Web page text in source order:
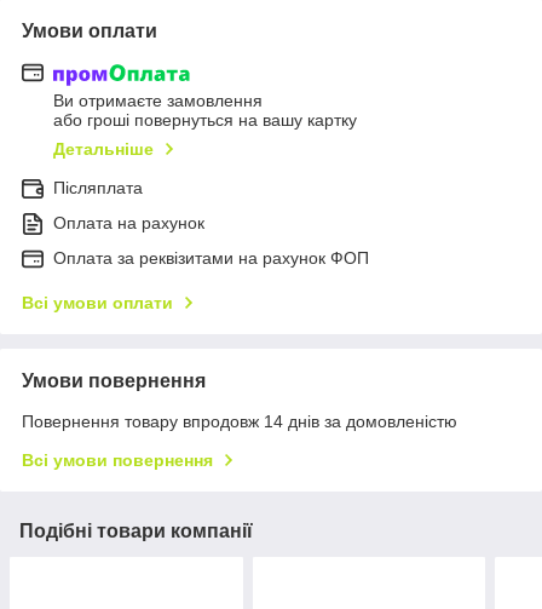
Умови оплати
Ви отримаєте замовлення
або гроші повернуться на вашу картку
Детальніше
Післяплата
Оплата на рахунок
Оплата за реквізитами на рахунок ФОП
Всі умови оплати
Умови повернення
Повернення товару впродовж 14 днів за домовленістю
Всі умови повернення
Подібні товари компанії